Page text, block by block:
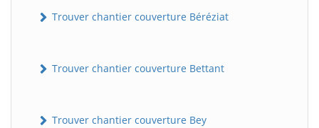
Trouver chantier couverture Béréziat
Trouver chantier couverture Bettant
Trouver chantier couverture Bey